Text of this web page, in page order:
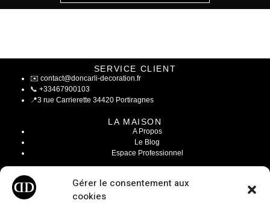
Gérer le consentement aux
cookies
SERVICE CLIENT
✉️ contact@doncarli-decoration.fr
📞 +33467900103
📍3 rue Carrierette 34420 Portiragnes
LA MAISON
A Propos
Le Blog
Espace Professionnel
Mentions Légales